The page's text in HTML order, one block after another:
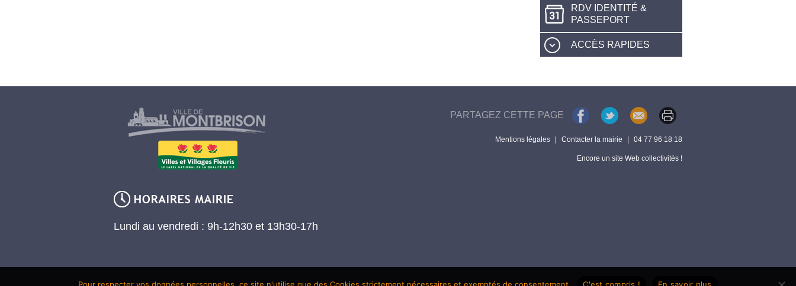
RDV IDENTITÉ &
PASSEPORT
ACCÈS RAPIDES
Lundi au vendredi : 9h-12h30 et 13h30-17h
PARTAGEZ CETTE PAGE
Mentions légales Contacter la mairie 04 77 96 18 18
Encore un site Web collectivités !